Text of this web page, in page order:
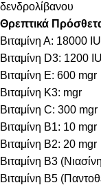
δενδρολίβανου
Θρεπτικά
Βιταμίνη Α: 18000 IU
Βιταμίνη D3: 1200 IU
Βιταμίνη E: 600 mgr
Βιταμίνη Κ3: mgr
Βιταμίνη C: 300 mgr
Βιταμίνη B1: 10 mgr
Βιταμίνη B2: 20 mgr
Βιταμίνη B3
Βιταμίνη B5